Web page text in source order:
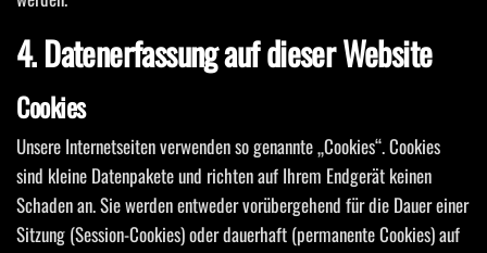
4. Datenerfassung auf dieser Website
Cookies
Unsere Internetseiten verwenden so genannte „Cookies“. Cookies
sind kleine Datenpakete und richten auf Ihrem Endgerät keinen
Schaden an. Sie werden entweder vorübergehend für die Dauer einer
Sitzung (Session-Cookies) oder dauerhaft (permanente Cookies) auf